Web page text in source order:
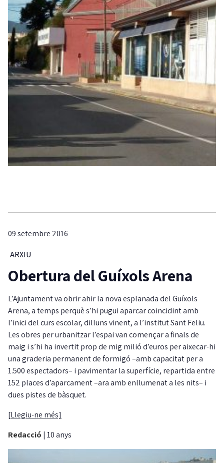
09 setembre 2016
ARXIU
Obertura del Guíxols Arena
L’Ajuntament va obrir ahir la nova esplanada del Guíxols
Arena, a temps perquè s’hi pugui aparcar coincidint amb
l’inici del curs escolar, dilluns vinent, a l’institut Sant Feliu.
Les obres per urbanitzar l’espai van començar a finals de
maig i s’hi ha invertit prop de mig milió d’euros per aixecar-hi
una graderia permanent de formigó –amb capacitat per a
1.500 espectadors– i pavimentar la superfície, repartida entre
152 places d’aparcament –ara amb enllumenat a les nits– i
dues pistes de bàsquet.
[Llegiu-ne més]
Redacció | 10 anys